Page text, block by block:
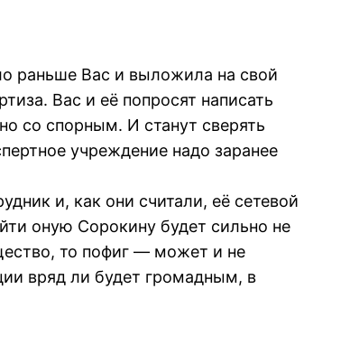
раньше Вас и выложила на свой
Вас и её попросят написать
со спорным. И станут сверять
учреждение надо заранее
и, как они считали, её сетевой
оную Сорокину будет сильно не
то пофиг — может и не
вряд ли будет громадным, в